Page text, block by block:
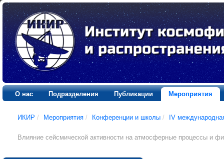
О нас Подразделения Публикации Мероприятия
ИКИР / Мероприятия / Конференции и школы / IV
Влияние сейсмической активности на атмосферные процессы и